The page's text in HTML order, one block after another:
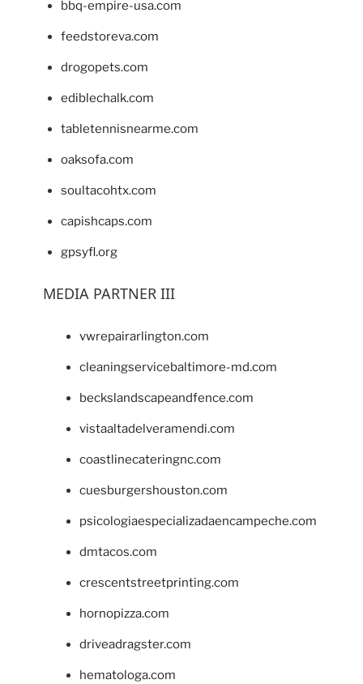
bbq-empire-usa.com
feedstoreva.com
drogopets.com
ediblechalk.com
tabletennisnearme.com
oaksofa.com
soultacohtx.com
capishcaps.com
gpsyfl.org
MEDIA PARTNER III
vwrepairarlington.com
cleaningservicebaltimore-md.com
beckslandscapeandfence.com
vistaaltadelveramendi.com
coastlinecateringnc.com
cuesburgershouston.com
psicologiaespecializadaencampeche.com
dmtacos.com
crescentstreetprinting.com
hornopizza.com
driveadragster.com
hematologa.com